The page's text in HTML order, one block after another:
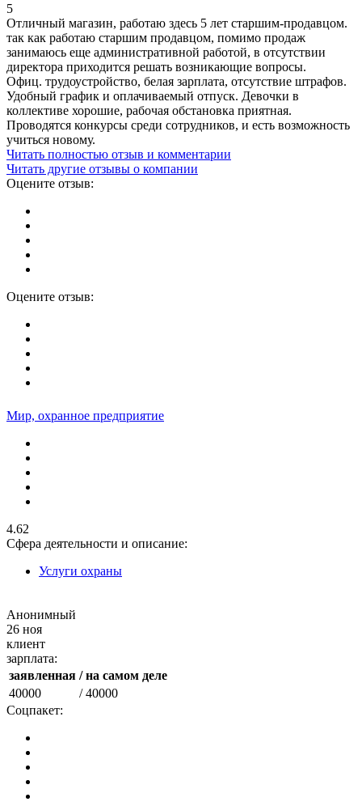
5
Отличный магазин, работаю здесь 5 лет старшим-продавцом.
так как работаю старшим продавцом, помимо продаж
занимаюсь еще административной работой, в отсутствии
директора приходится решать возникающие вопросы.
Офиц. трудоустройство, белая зарплата, отсутствие штрафов.
Удобный график и оплачиваемый отпуск. Девочки в
коллективе хорошие, рабочая обстановка приятная.
Проводятся конкурсы среди сотрудников, и есть возможность
учиться новому.
Читать полностью отзыв и комментарии
Читать другие отзывы о компании
Оцените отзыв:
Оцените отзыв:
Мир, охранное предприятие
4.62
Сфера деятельности и описание:
Услуги охраны
Анонимный
26 ноя
клиент
зарплата:
заявленная / на самом деле
40000
/ 40000
Соцпакет: